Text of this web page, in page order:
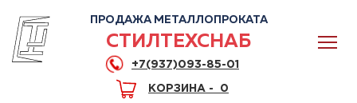
ПРОДАЖА МЕТАЛЛОПРОКАТА
СТИЛТЕХСНАБ
+7(937)093-85-01
КОРЗИНА - 0